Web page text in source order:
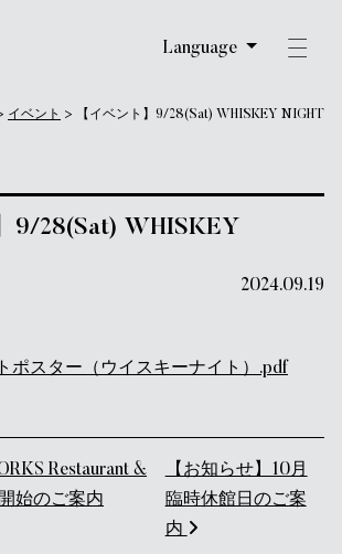
Language
イベント > 【イベント】9/28(Sat) WHISKEY NIGHT
9/28(Sat) WHISKEY
2024.09.19
ポスター（ウイスキーナイト）.pdf
ション
Restaurant &
始のご案内
【お知らせ】10月
臨時休館日のご案
内